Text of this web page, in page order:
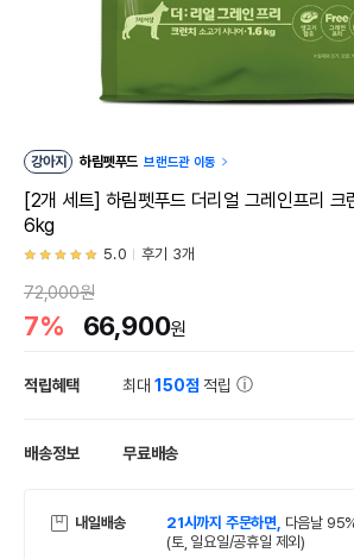
강아지 하림펫푸드 브랜드관 이동
[2개 세트] 하림펫푸드 더리얼 그레인프리 크
6kg
5.0 후기 3개
72,000원
7% 66,900원
적립혜택 최대150점 적립
배송정보 무료배송
내일배송 21시까지 주문하면, 다음날
(토, 일요일/공휴일 제외)